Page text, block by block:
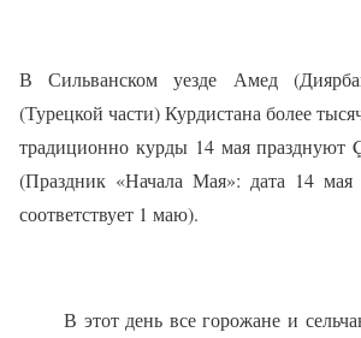
В Сильванском уезде Амед
(Турецкой части) Курдистана более
традиционно курды 14 мая празднуют
(Праздник «Начала Мая»: дата 14
соответствует 1 маю).
В этот день все горожане и